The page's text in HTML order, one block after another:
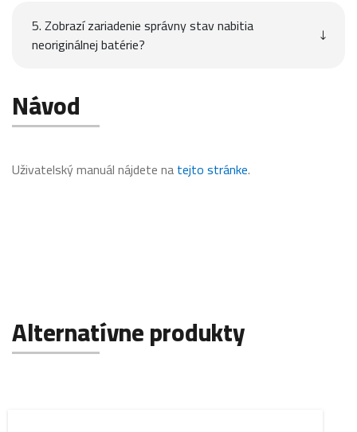
5. Zobrazí zariadenie správny stav nabitia
neoriginálnej batérie?
Návod
Uživatelský manuál nájdete natejto stránke.
Alternatívne produkty